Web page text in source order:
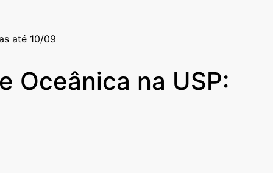
até 10/09
Oceânica na USP: